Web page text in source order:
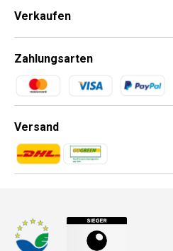
Verkaufen
Zahlungsarten
Zahlungsmethoden
Versand
Zahlungsmethoden
Zahlungsmethoden